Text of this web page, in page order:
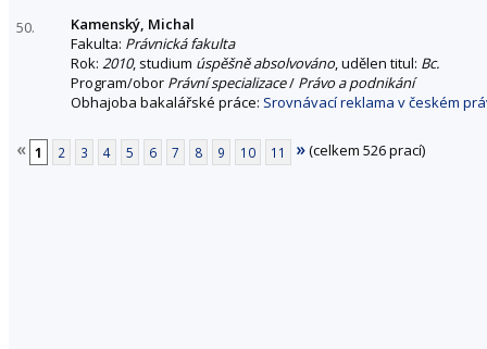
50.
Kamenský, Michal
Fakulta: Právnická fakulta
Rok: 2010, studium úspěšně absolvováno, udělen titul: Bc.
Program/obor Právní specializace/ Právo a podnikání
Obhajoba bakalářské práce: Srovnávací reklama v českém
« 1 2 3 4 5 6 7 8 9 10 11 »(celkem 526 prací)